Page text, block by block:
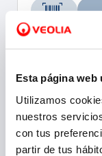
Esta página web
Utilizamos
nuestros
con tus
partir de tus